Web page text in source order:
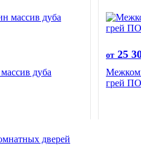
дуба
от 25
грей ПО
дверей